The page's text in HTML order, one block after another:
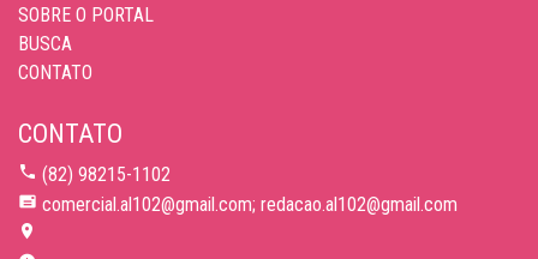
SOBRE O PORTAL
BUSCA
CONTATO
CONTATO
(82) 98215-1102
comercial.al102@gmail.com; redacao.al102@gmail.com